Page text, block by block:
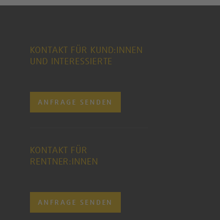
KONTAKT FÜR KUND:INNEN
UND INTERESSIERTE
ANFRAGE SENDEN
KONTAKT FÜR
RENTNER:INNEN
ANFRAGE SENDEN